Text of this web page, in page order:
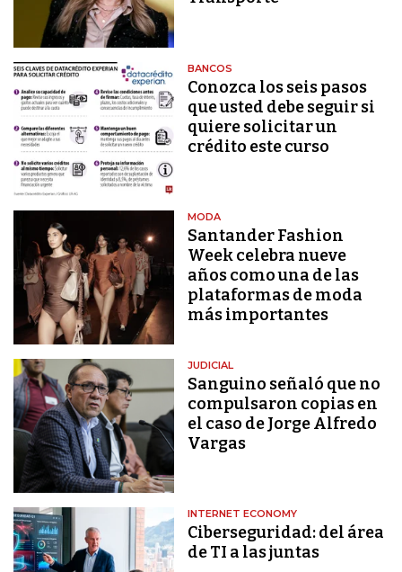
BANCOS
Conozca los seis pasos
que usted debe seguir si
quiere solicitar un
crédito este curso
MODA
Santander Fashion
Week celebra nueve
años como una de las
plataformas de moda
más importantes
JUDICIAL
Sanguino señaló que no
compulsaron copias en
el caso de Jorge Alfredo
Vargas
INTERNET ECONOMY
Ciberseguridad: del área
de TI a las juntas